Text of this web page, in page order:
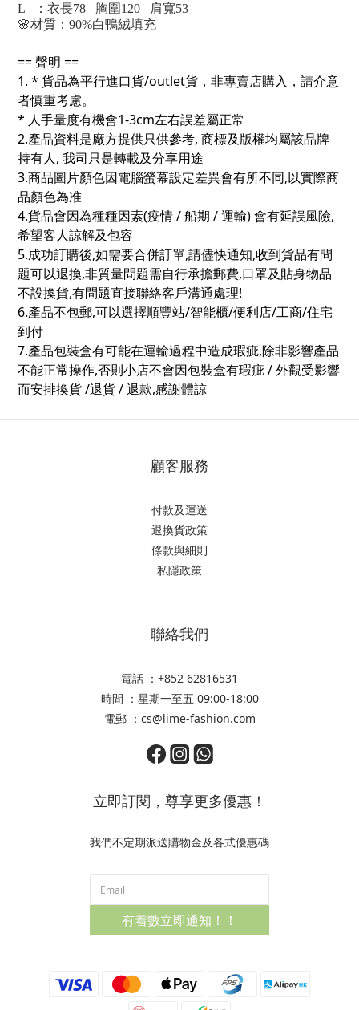
L ：衣長78 胸圍120 肩寬53
🌸材質：90%白鴨絨填充
== 聲明 ==
1. * 貨品為平行進口貨/outlet貨，非專賣店購入，請介意
者慎重考慮。
* 人手量度有機會1-3cm左右誤差屬正常
2.產品資料是廠方提供只供參考, 商標及版權均屬該品牌
持有人, 我司只是轉載及分享用途
3.商品圖片顏色因電腦螢幕設定差異會有所不同,以實際商
品顏色為准
4.貨品會因為種種因素(疫情 / 船期 / 運輸) 會有延誤風險,
希望客人諒解及包容
5.成功訂購後,如需要合併訂單,請儘快通知,收到貨品有問
題可以退換,非質量問題需自行承擔郵費,口罩及貼身物品
不設換貨,有問題直接聯絡客戶溝通處理!
6.產品不包郵,可以選擇順豐站/智能櫃/便利店/工商/住宅
到付
7.產品包裝盒有可能在運輸過程中造成瑕疵,除非影響產品
不能正常操作,否則小店不會因包裝盒有瑕疵 / 外觀受影響
而安排換貨 /退貨 / 退款,感謝體諒
顧客服務
付款及運送
退換貨政策
條款與細則
私隱政策
聯絡我們
電話 ：+852 62816531
時間 ：星期一至五 09:00-18:00
電郵 ：cs@lime-fashion.com
立即訂閱，尊享更多優惠！
我們不定期派送購物金及各式優惠碼
有着數立即通知！！